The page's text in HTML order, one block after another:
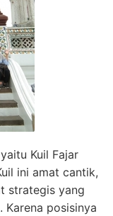
Kuil Fajar
ini amat cantik,
strategis yang
Karena posisinya